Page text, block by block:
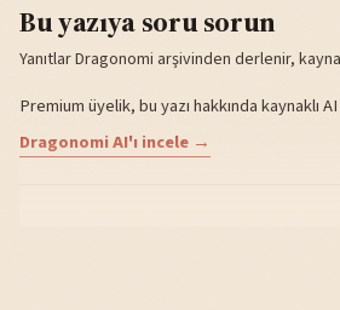
Bu yazıya soru sorun
Yanıtlar Dragonomi arşivinden derlenir,
Premium üyelik, bu yazı hakkında kaynaklı AI
Dragonomi AI'ı incele →